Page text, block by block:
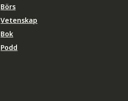
Börs
Vetenskap
Bok
Podd